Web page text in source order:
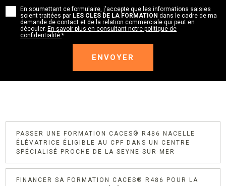
En soumettant ce formulaire, j'accepte que les informations saisies
soient traitées par LES CLES DE LA FORMATION dans le cadre de ma
demande de contact et de la relation commerciale qui peut en
découler. En savoir plus en consultant notre politique de
confidentialité.*
PASSER UNE FORMATION CACES® R486 NACELLE
ÉLÉVATRICE ÉLIGIBLE AU CPF DANS UN CENTRE
SPÉCIALISÉ PROCHE DE LA SEYNE-SUR-MER
FINANCER SA FORMATION CACES® R486 POUR LA